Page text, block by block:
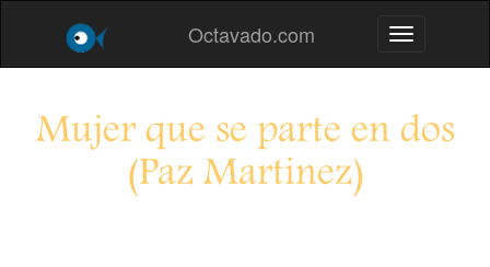
Octavado.com Toggle
Mujer que se parte en dos
(Paz Martinez)